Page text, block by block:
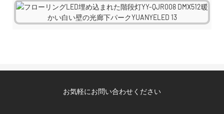
お気軽にお問い合わせください